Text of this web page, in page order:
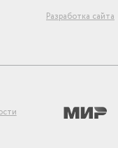
Разработка сайта